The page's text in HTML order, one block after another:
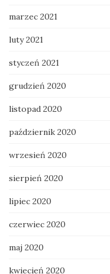
marzec 2021
luty 2021
styczeń 2021
grudzień 2020
listopad 2020
październik 2020
wrzesień 2020
sierpień 2020
lipiec 2020
czerwiec 2020
maj 2020
kwiecień 2020